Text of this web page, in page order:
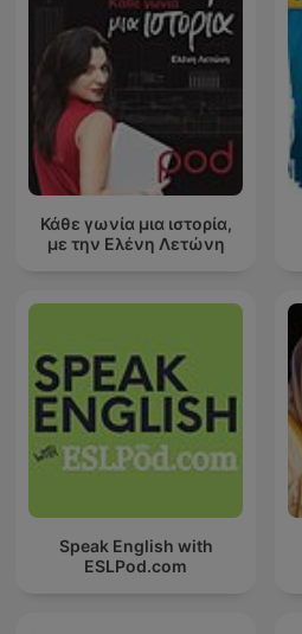
Κάθε γωνία μια ιστορία,
με την Ελένη Λετώνη
Speak English with
ESLPod.com